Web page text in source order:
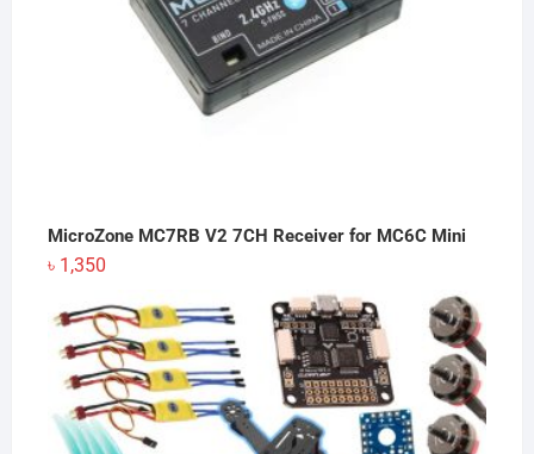
MicroZone MC7RB V2 7CH Receiver for MC6C Mini
৳ 1,350